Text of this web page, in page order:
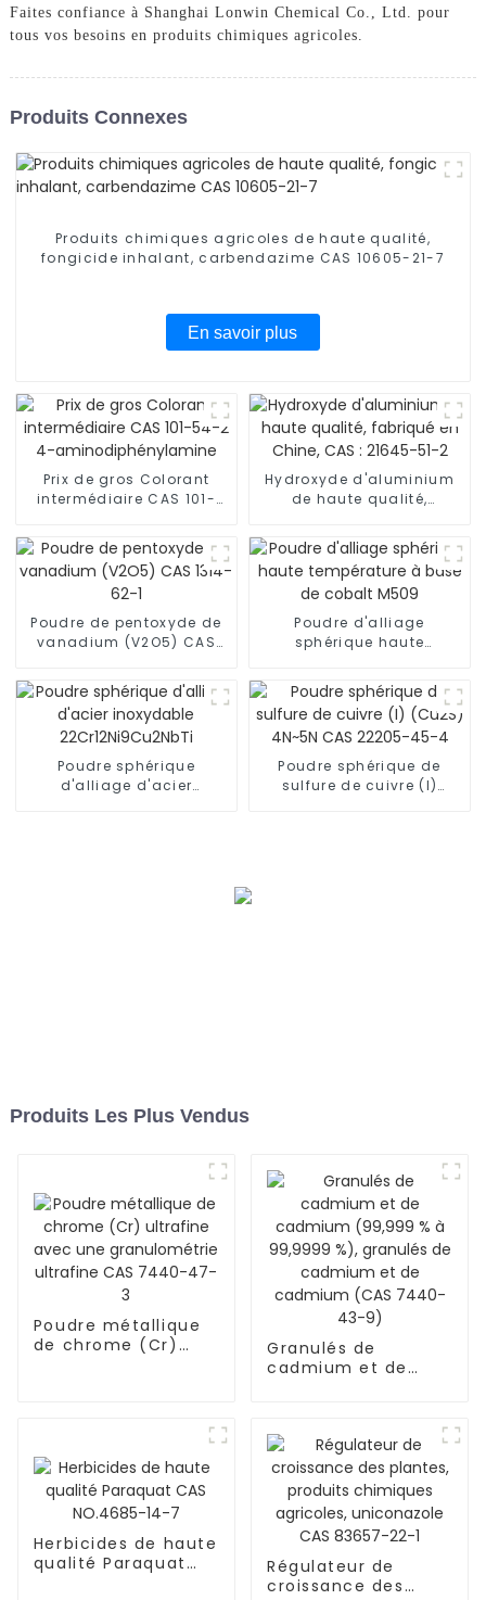
Faites confiance à Shanghai Lonwin Chemical Co., Ltd. pour
tous vos besoins en produits chimiques agricoles.
Produits Connexes
Produits chimiques agricoles de haute qualité,
fongicide inhalant, carbendazime CAS 10605-21-7
En savoir plus
Prix ​​de gros Colorant
intermédiaire CAS 101-
aminodiphénylamine
Hydroxyde d'aluminium
de haute qualité,
21645-51-2
Poudre de pentoxyde de
vanadium (V2O5) CAS
Poudre d'alliage
sphérique haute
cobalt M509
Poudre sphérique
d'alliage d'acier
Poudre sphérique de
sulfure de cuivre (I)
Produits Les Plus Vendus
Poudre métallique
de chrome (Cr)
Granulés de
cadmium et de
cadmium et de
cadmium (CAS
7440-43-9)
Herbicides de haute
qualité Paraquat
Régulateur de
croissance des